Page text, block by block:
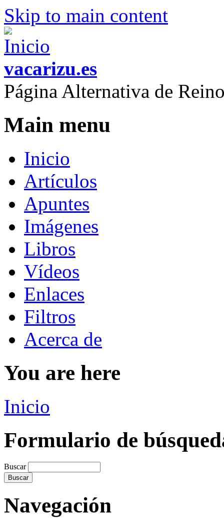
Skip to main content
vacarizu.es
Página Alternativa de
Main menu
Inicio
Artículos
Apuntes
Imágenes
Libros
Vídeos
Enlaces
Filtros
Acerca de
You are here
Inicio
Formulario de
Buscar
Navegación